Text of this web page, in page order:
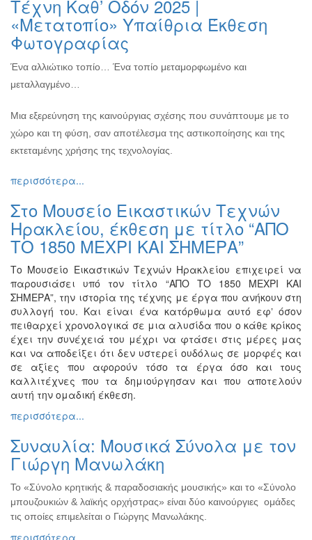
Ζωγραφική
Φωτογραφία
Τραγούδι
Μουσική
Χορός
Θέατρο
Παζάρι
Ημερίδες
-
Διημερίδες
Σεμινάρια-
Διαλέξεις-
Ομιλίες
Διάφορες
Εκθέσεις
Εκδηλώσεις
για
Παιδιά
Άλλες
Εκδηλώσεις
ΤΟΠΟΣ
ΜΑΣ
Τέχνη Καθ’ Οδόν 2025 |
«Μετατοπίο» Υπαίθρια Έκθεση
Φωτογραφίας
Ένα αλλιώτικο τοπίο… Ένα τοπίο μεταμορφωμένο και
μεταλλαγμένο…
Μια εξερεύνηση της καινούργιας σχέσης που συνάπτουμε με το
χώρο και τη φύση, σαν αποτέλεσμα της αστικοποίησης και της
εκτεταμένης χρήσης της τεχνολογίας.
περισσότερα...
Στο Μουσείο Εικαστικών Τεχνών
Ηρακλείου, έκθεση με τίτλο “ΑΠΟ
ΤΟ 1850 ΜΕΧΡΙ ΚΑΙ ΣΗΜΕΡΑ”
Το Μουσείο Εικαστικών Τεχνών Ηρακλείου επιχειρεί να
παρουσιάσει υπό τον τίτλο “ΑΠΟ ΤΟ 1850 ΜΕΧΡΙ ΚΑΙ
ΣΗΜΕΡΑ”, την ιστορία της τέχνης με έργα που ανήκουν στη
συλλογή του. Και είναι ένα κατόρθωμα αυτό εφʼ όσον
πειθαρχεί χρονολογικά σε μια αλυσίδα που ο κάθε κρίκος
έχει την συνέχειά του μέχρι να φτάσει στις μέρες μας
και να αποδείξει ότι δεν υστερεί ουδόλως σε μορφές και
σε αξίες που αφορούν τόσο τα έργα όσο και τους
καλλιτέχνες που τα δημιούργησαν και που αποτελούν
αυτή την ομαδική έκθεση.
περισσότερα...
Συναυλία: Μουσικά Σύνολα με τον
Γιώργη Μανωλάκη
Το «Σύνολο κρητικής & παραδοσιακής μουσικής» και το «Σύνολο
μπουζουκιών & λαϊκής ορχήστρας» είναι δύο καινούργιες ομάδες
τις οποίες επιμελείται ο Γιώργης Μανωλάκης.
περισσότερα...